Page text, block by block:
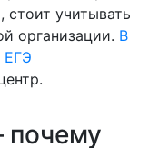
стоит учитывать
организации. В
ЕГЭ
почему